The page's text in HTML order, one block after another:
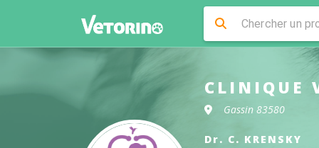
CLINIQUE
Gassin 83580
Dr. C. KRENSKY